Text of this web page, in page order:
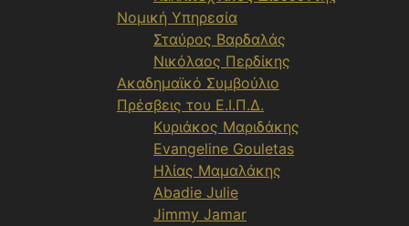
Νομική Υπηρεσία
Σταύρος Βαρδαλάς
Νικόλαος Περδίκης
Ακαδημαϊκό Συμβούλιο
Πρέσβεις του Ε.Ι.Π.Δ.
Κυριάκος Μαριδάκης
Evangeline Gouletas
Ηλίας Μαμαλάκης
Abadie Julie
Jimmy Jamar